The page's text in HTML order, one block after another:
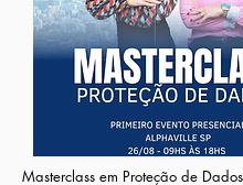
Masterclass em Proteção de